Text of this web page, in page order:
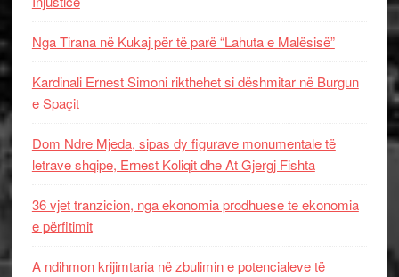
Nga Tirana në Kukaj për të parë “Lahuta e Malësisë”
Kardinali Ernest Simoni rikthehet si dëshmitar në Burgun
e Spaçit
Dom Ndre Mjeda, sipas dy figurave monumentale të
letrave shqipe, Ernest Koliqit dhe At Gjergj Fishta
36 vjet tranzicion, nga ekonomia prodhuese te ekonomia
e përfitimit
A ndihmon krijimtaria në zbulimin e potencialeve të